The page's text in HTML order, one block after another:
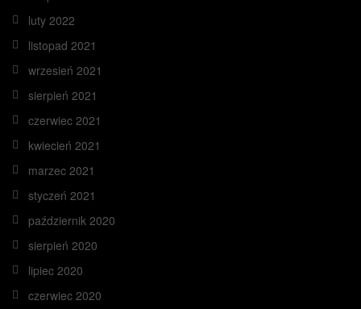
luty 2022
listopad 2021
wrzesień 2021
sierpień 2021
czerwiec 2021
kwiecień 2021
marzec 2021
styczeń 2021
październik 2020
sierpień 2020
lipiec 2020
czerwiec 2020